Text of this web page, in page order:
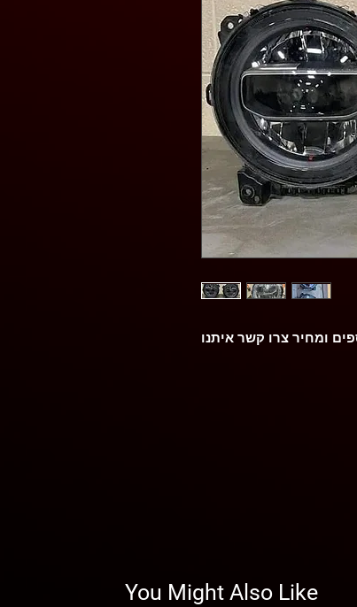
ומחיר צרו קשר איתנו
You Might Also Like